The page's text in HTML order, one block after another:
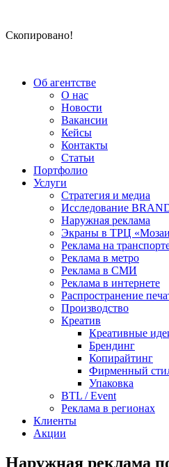
Скопировано!
Об агентстве
О нас
Новости
Вакансии
Кейсы
Контакты
Статьи
Портфолио
Услуги
Стратегия и медиа
Исследование
Наружная реклама
Экраны в ТРЦ
Реклама на
Реклама в метро
Реклама в СМИ
Реклама в интернете
Распространение
Производство
Креатив
Креативные
Брендинг
Копирайтинг
Фирменный
Упаковка
BTL / Event
Реклама в регионах
Клиенты
Акции
Наружная реклама